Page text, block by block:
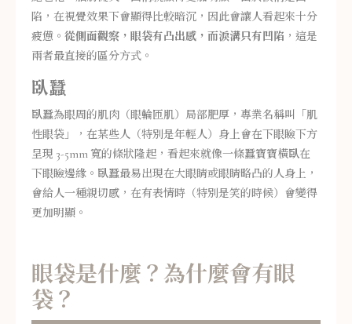
陷，在視覺效果下會顯得比較暗沉，因此會讓人看起來十分
疲憊。 從側面觀察，眼袋有凸出感，而淚溝只有凹陷 ，這是
兩者最直接的區分方式。
臥蠶
臥蠶為眼周的肌肉（眼輪匝肌）局部肥厚，專業名稱叫「肌
性眼袋」，在某些人（特別是年輕人）身上會在下眼瞼下方
呈現 3-5mm 寬的條狀隆起，看起來就像一條蠶寶寶橫臥在
下眼瞼邊緣。臥蠶最易出現在大眼睛或眼睛略凸的人身上，
會給人一種親切感，在有表情時（特別是笑的時候）會變得
更加明顯。
眼袋是什麼？為什麼會有眼
袋？